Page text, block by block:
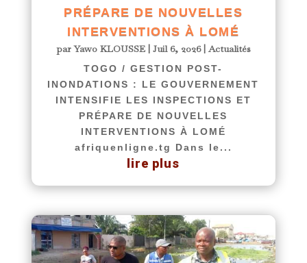
PRÉPARE DE NOUVELLES
INTERVENTIONS À LOMÉ
parYawo KLOUSSE| Juil 6, 2026|Actualités
TOGO / GESTION POST-
INONDATIONS : LE GOUVERNEMENT
INTENSIFIE LES INSPECTIONS ET
PRÉPARE DE NOUVELLES
INTERVENTIONS À LOMÉ
afriquenligne.tg Dans le...
lire plus